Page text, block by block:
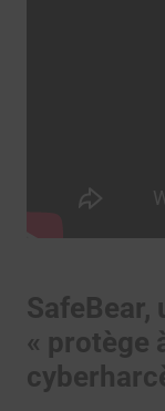
SafeBear,
« protège